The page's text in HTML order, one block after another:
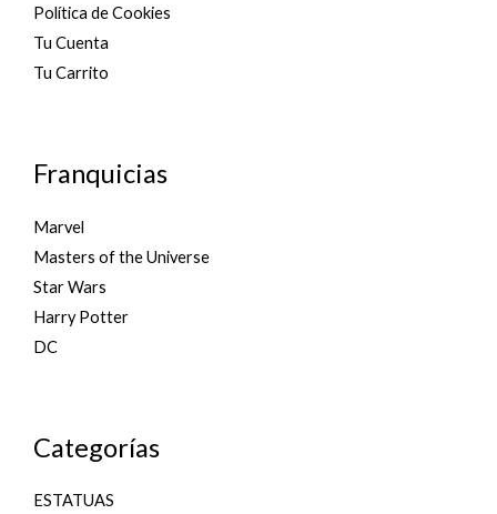
Política de Cookies
Tu Cuenta
Tu Carrito
Franquicias
Marvel
Masters of the Universe
Star Wars
Harry Potter
DC
Categorías
ESTATUAS